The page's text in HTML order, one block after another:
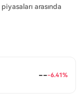
arasında
---6.41%